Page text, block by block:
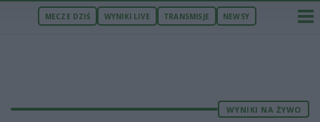
MECZE DZIŚ WYNIKI LIVE TRANSMISJE NEWSY
WYNIKI NA ŻYWO